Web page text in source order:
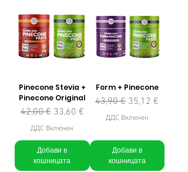
Pinecone Stevia +
Pinecone Original
Редовна цена
42,00 € Продажна цена
33,60 €
ДДС Включен
Добави в
кошницата
Form + Pinecone
Редовна цена
43,90 € Продажна цена
35,12 €
ДДС Включен
Добави в
кошницата